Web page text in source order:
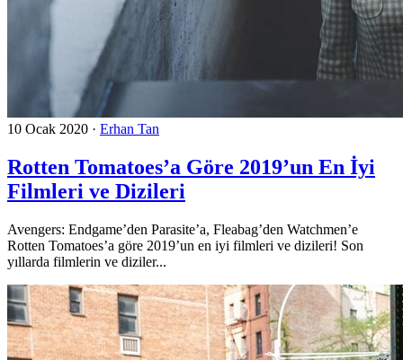
10 Ocak 2020 · Erhan Tan
Rotten Tomatoes’a Göre 2019’un En İyi
Filmleri ve Dizileri
Avengers: Endgame’den Parasite’a, Fleabag’den Watchmen’e
Rotten Tomatoes’a göre 2019’un en iyi filmleri ve dizileri! Son
yıllarda filmlerin ve diziler...